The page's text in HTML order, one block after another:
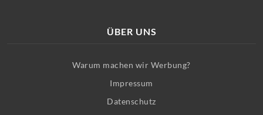
ÜBER UNS
Warum machen wir Werbung?
Impressum
Datenschutz